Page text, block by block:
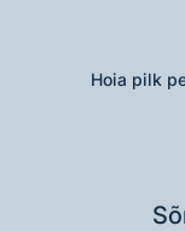
Hoia pilk